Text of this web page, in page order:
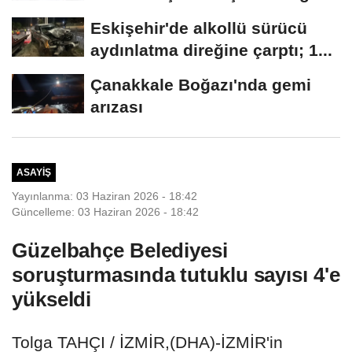
Eskişehir'de alkollü sürücü
aydınlatma direğine çarptı; 1...
Çanakkale Boğazı'nda gemi
arızası
ASAYIŞ
Yayınlanma: 03 Haziran 2026 - 18:42
Güncelleme: 03 Haziran 2026 - 18:42
Güzelbahçe Belediyesi
soruşturmasında tutuklu sayısı 4'e
yükseldi
Tolga TAHÇI / İZMİR,(DHA)-İZMİR'in